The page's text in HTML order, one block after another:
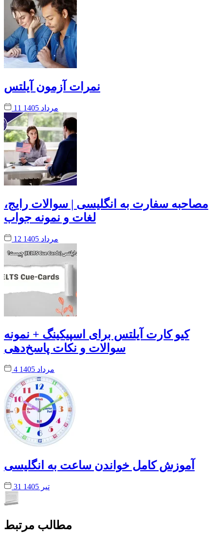
نمرات آزمون آیلتس
11 مرداد 1405
مصاحبه سفارت به انگلیسی | سوالات رایج،
لغات و نمونه جواب
12 مرداد 1405
کیو کارت آیلتس برای اسپیکینگ + نمونه
سوالات و نکات پاسخ‌دهی
4 مرداد 1405
آموزش کامل خواندن ساعت به انگلیسی
31 تیر 1405
مطالب مرتبط